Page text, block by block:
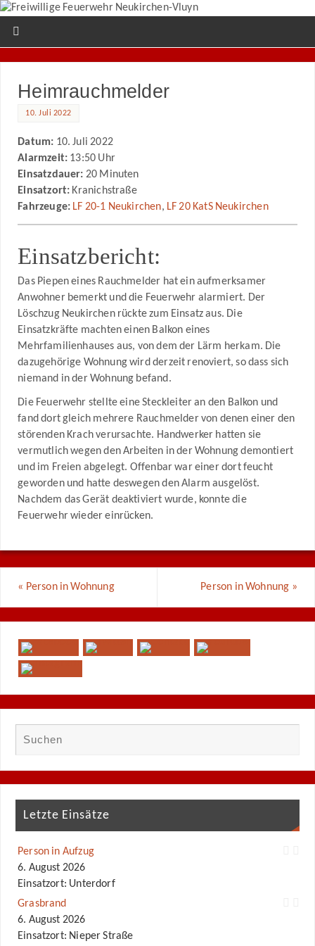
Heimrauchmelder
10. Juli 2022
Datum: 10. Juli 2022
Alarmzeit: 13:50 Uhr
Einsatzdauer: 20 Minuten
Einsatzort: Kranichstraße
Fahrzeuge: LF 20-1 Neukirchen, LF 20 KatS Neukirchen
Einsatzbericht:
Das Piepen eines Rauchmelder hat ein aufmerksamer
Anwohner bemerkt und die Feuerwehr alarmiert. Der
Löschzug Neukirchen rückte zum Einsatz aus. Die
Einsatzkräfte machten einen Balkon eines
Mehrfamilienhauses aus, von dem der Lärm herkam. Die
dazugehörige Wohnung wird derzeit renoviert, so dass sich
niemand in der Wohnung befand.
Die Feuerwehr stellte eine Steckleiter an den Balkon und
fand dort gleich mehrere Rauchmelder von denen einer den
störenden Krach verursachte. Handwerker hatten sie
vermutlich wegen den Arbeiten in der Wohnung demontiert
und im Freien abgelegt. Offenbar war einer dort feucht
geworden und hatte deswegen den Alarm ausgelöst.
Nachdem das Gerät deaktiviert wurde, konnte die
Feuerwehr wieder einrücken.
« Person in Wohnung Person in Wohnung »
Letzte Einsätze
Person in Aufzug
6. August 2026
Einsatzort: Unterdorf
Grasbrand
6. August 2026
Einsatzort: Nieper Straße